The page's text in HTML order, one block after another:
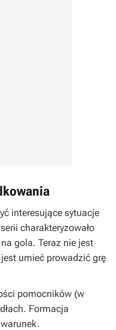
interesujące sytuacje
charakteryzowało
gola. Teraz nie jest
umieć prowadzić grę
pomocników (w
Formacja